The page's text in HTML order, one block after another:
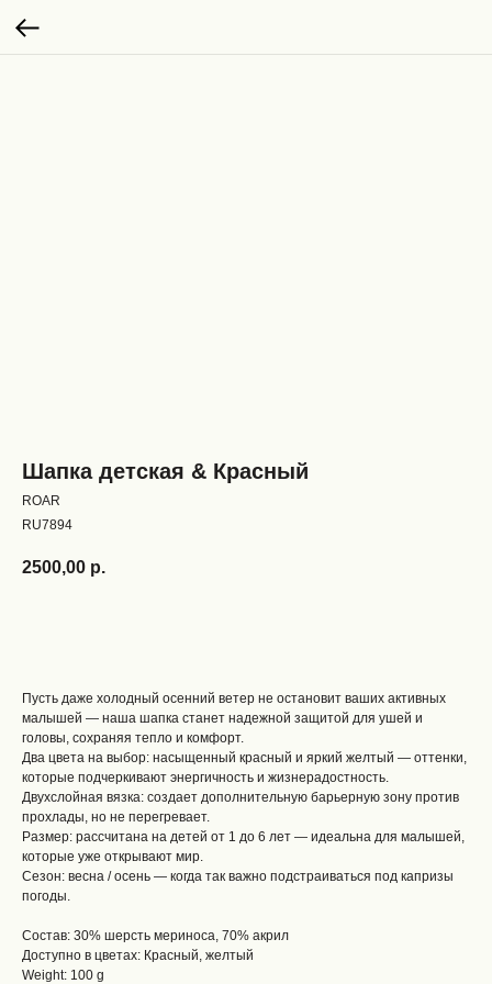
Шапка детская & Красный
ROAR
RU7894
2500,00 р.
Пусть даже холодный осенний ветер не остановит ваших активных
малышей — наша шапка станет надежной защитой для ушей и
головы, сохраняя тепло и комфорт.
Два цвета на выбор: насыщенный красный и яркий желтый — оттенки,
которые подчеркивают энергичность и жизнерадостность.
Двухслойная вязка: создает дополнительную барьерную зону против
прохлады, но не перегревает.
Размер: рассчитана на детей от 1 до 6 лет — идеальна для малышей,
которые уже открывают мир.
Сезон: весна / осень — когда так важно подстраиваться под капризы
погоды.
Состав: 30% шерсть мериноса, 70% акрил
Доступно в цветах: Красный, желтый
Weight: 100 g